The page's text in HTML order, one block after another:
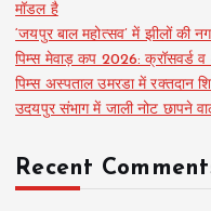
मॉडल है
‘जयपुर बाल महोत्सव’ में झीलों की
पिम्स मेवाड़ कप 2026: क्रॉसवर्ड
पिम्स अस्पताल उमरडा में रक्तदान
उदयपुर संभाग में जाली नोट छापने
Recent